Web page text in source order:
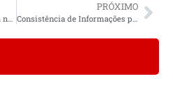
Como manter a consistência nas informações do meu negócio para SEO local?
PRÓXIMO
Consistência de Informações para SEO: A Chave para o Sucesso Online